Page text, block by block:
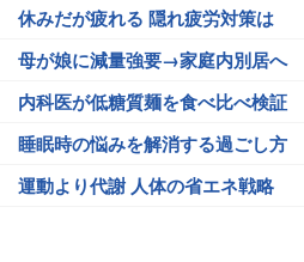
休みだが疲れる 隠れ疲労対策は
母が娘に減量強要→家庭内別居へ
内科医が低糖質麺を食べ比べ検証
睡眠時の悩みを解消する過ごし方
運動より代謝 人体の省エネ戦略